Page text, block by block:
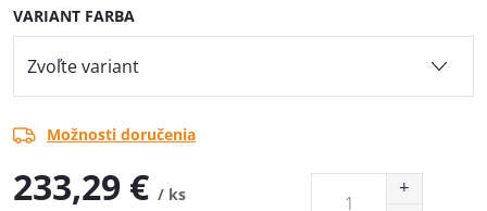
VARIANT FARBA
Možnosti doručenia
233,29 € / ks